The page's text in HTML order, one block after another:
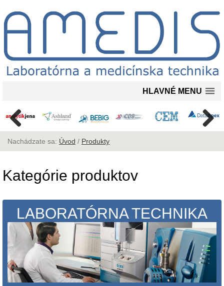
HLAVNÉ MENU
Nachádzate sa: Úvod / Produkty
Kategórie produktov
LABORATÓRNA TECHNIKA